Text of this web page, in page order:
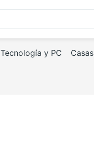
Tecnología y PC Casas